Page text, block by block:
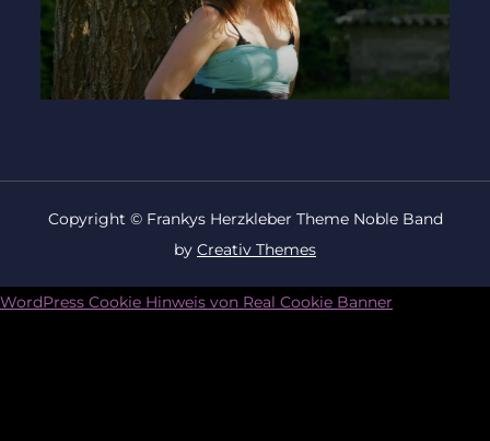
Copyright © Frankys Herzkleber Theme Noble Band
by Creativ Themes
WordPress Cookie Hinweis von Real Cookie Banner